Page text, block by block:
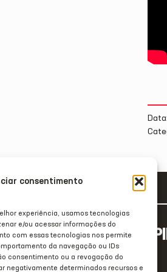
consentimento
experiência, usamos tecnologias
e/ou acessar informações do
com essas tecnologias nos permite
da navegação ou IDs
consentimento ou a revogação do
negativamente determinados recursos e
ACESSO
Home